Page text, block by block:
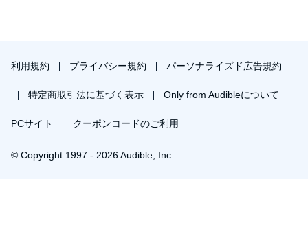
利用規約 プライバシー規約 パーソナライズド広告規約
特定商取引法に基づく表示 Only from Audibleについて
PCサイト クーポンコードのご利用
© Copyright 1997 - 2026 Audible, Inc